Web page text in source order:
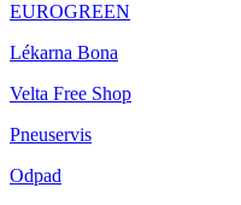
EUROGREEN
Lékarna Bona
Velta Free Shop
Pneuservis
Odpad